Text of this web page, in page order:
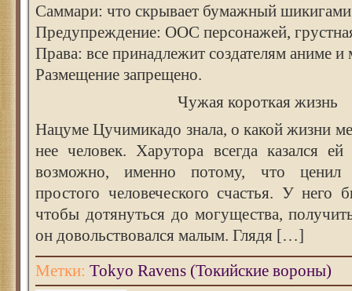
Саммари: что скрывает бумажный
Предупреждение: ООС персонажей,
Права: все принадлежит создателям аниме и
Размещение запрещено.
Чужая короткая жизнь
Нацуме Цучимикадо знала, о какой жизни
нее человек. Харутора всегда казался
возможно, именно потому, что
простого человеческого счастья. У него
чтобы дотянуться до могущества,
он довольствовался малым. Глядя […]
Метки: Tokyo Ravens (Токийские вороны)